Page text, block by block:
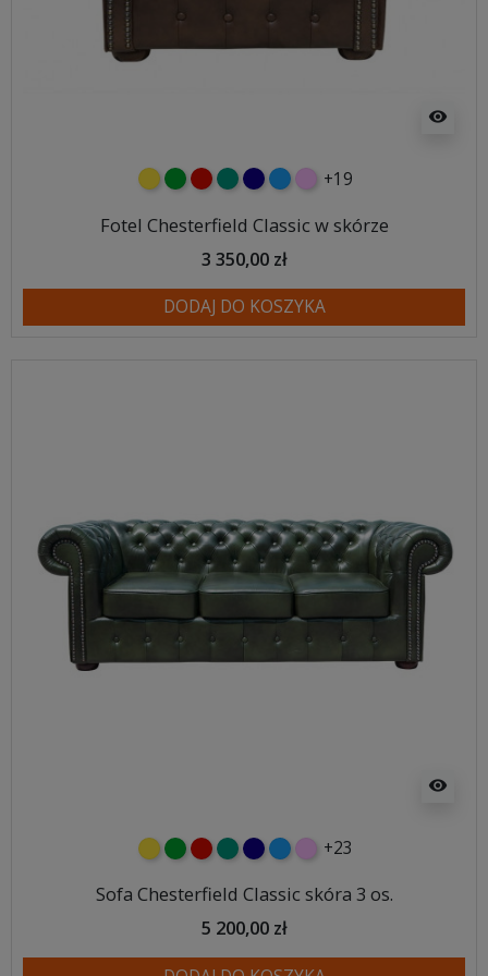
visibility
żółtyzielonyczerwony
turkusowy
granatowy
niebieski
różowy
+19
Fotel Chesterfield Classic w skórze
3 350,00 zł
DODAJ DO KOSZYKA
visibility
żółtyzielonyczerwony
turkusowy
granatowy
niebieski
różowy
+23
Sofa Chesterfield Classic skóra 3 os.
5 200,00 zł